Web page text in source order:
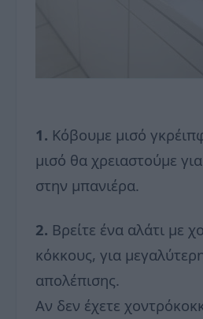
1. Κόβουμε μισό
μισό θα χρειαστούμε
στην μπανιέρα.
2. Βρείτε ένα αλάτι με
κόκκους, για
απολέπισης.
Αν δεν έχετε